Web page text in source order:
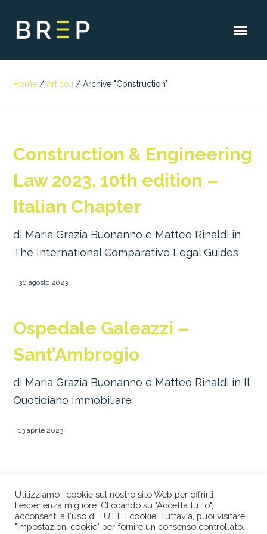
Home / Articoli / Archive "Construction"
Construction & Engineering
Law 2023, 10th edition –
Italian Chapter
di Maria Grazia Buonanno e Matteo Rinaldi in
The International Comparative Legal Guides
30 agosto 2023
Ospedale Galeazzi –
Sant’Ambrogio
di Maria Grazia Buonanno e Matteo Rinaldi in Il
Quotidiano Immobiliare
13 aprile 2023
© 2026 STUDIO LEGALE BERTACCO RECLA & PARTNERS •
Utilizziamo i cookie sul nostro sito Web per offrirti
l'esperienza migliore. Cliccando su "Accetta tutto",
acconsenti all'uso di TUTTI i cookie. Tuttavia, puoi visitare
"Impostazioni cookie" per fornire un consenso controllato.